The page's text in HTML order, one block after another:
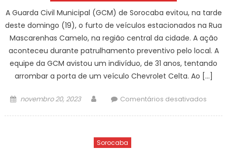
rua
neste
(19)
–
de
A Guarda Civil Municipal (GCM) de Sorocaba evitou, na tarde
deste domingo (19), o furto de veículos estacionados na Rua
Mascarenhas Camelo, na região central da cidade. A ação
aconteceu durante patrulhamento preventivo pelo local. A
equipe da GCM avistou um indivíduo, de 31 anos, tentando
arrombar a porta de um veículo Chevrolet Celta. Ao […]
Posted
novembro 20, 2023 AuthorComentários desativados
Sorocaba